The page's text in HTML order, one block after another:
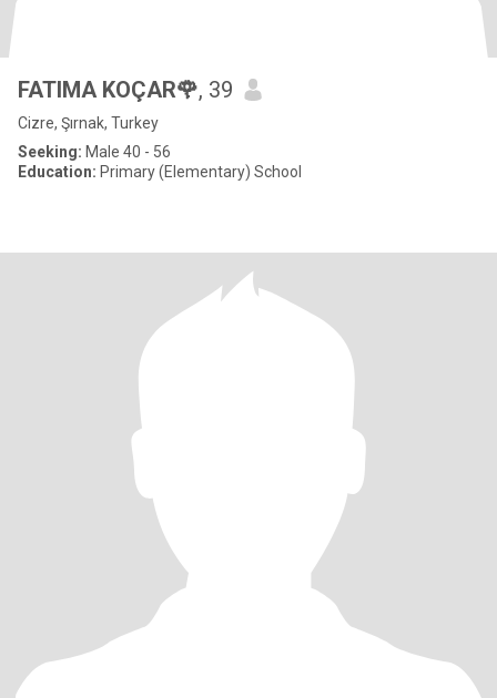
FATIMA KOÇAR🌹, 39
Cizre, Şırnak, Turkey
Seeking: Male 40 - 56
Education: Primary (Elementary) School